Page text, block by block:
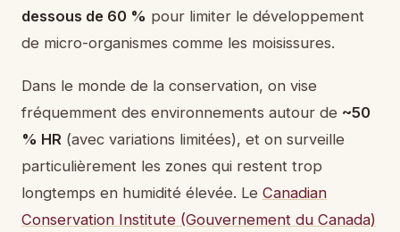
dessous de 60 % pour limiter le développement
de micro-organismes comme les moisissures.
Dans le monde de la conservation, on vise
fréquemment des environnements autour de ~50
% HR (avec variations limitées), et on surveille
particulièrement les zones qui restent trop
longtemps en humidité élevée. Le Canadian
Conservation Institute (Gouvernement du Canada)